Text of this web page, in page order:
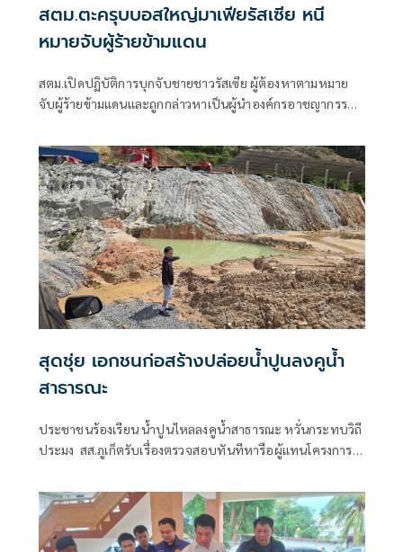
สตม.ตะครุบบอสใหญ่มาเฟียรัสเซีย หนี
หมายจับผู้ร้ายข้ามแดน
สตม.เปิดปฏิบัติการบุกจับชายชาวรัสเซีย ผู้ต้องหาตามหมาย
จับผู้ร้ายข้ามแดนและถูกกล่าวหาเป็นผู้นำองค์กรอาชญากรรม
จังหวัดภูเก็ต พร้อมพบอยู่ในราชอาณาจักรเกิ
สุดชุ่ย เอกชนก่อสร้างปล่อยน้ำปูนลงคูน้ำ
สาธารณะ
ประชาชนร้องเรียน น้ำปูนไหลลงคูน้ำสาธารณะ หวั่นกระทบวิถี
ประมง สส.ภูเก็ตรับเรื่องตรวจสอบทันทีหารือผู้แทนโครงการฯ